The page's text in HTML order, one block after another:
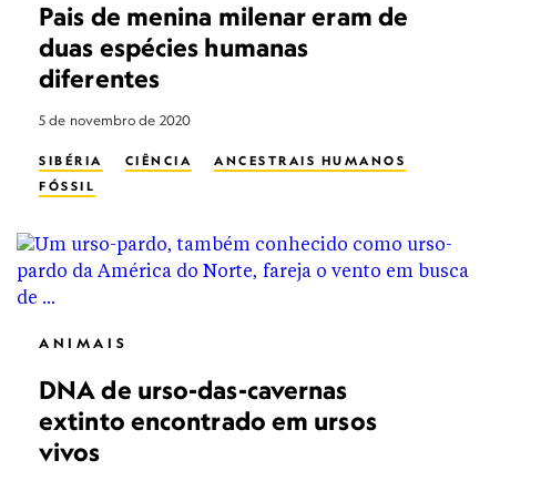
Pais de menina milenar eram de
duas espécies humanas
diferentes
5 de novembro de 2020
SIBÉRIA CIÊNCIA
ANCESTRAIS HUMANOS
FÓSSIL
ANIMAIS
DNA de urso-das-cavernas
extinto encontrado em ursos
vivos